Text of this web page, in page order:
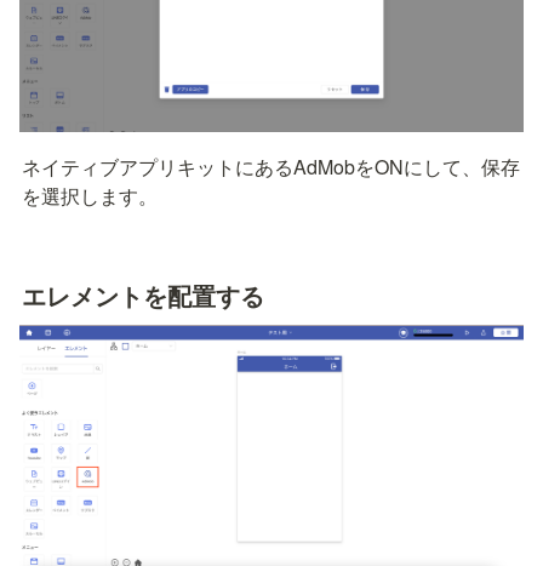
ネイティブアプリキットにあるAdMobをONにして、保存
を選択します。
エレメントを配置する